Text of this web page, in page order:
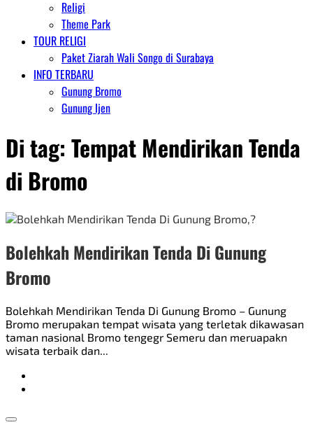
Religi
Theme Park
TOUR RELIGI
Paket Ziarah Wali Songo di Surabaya
INFO TERBARU
Gunung Bromo
Gunung Ijen
Di tag: Tempat Mendirikan Tenda
di Bromo
Bolehkah Mendirikan Tenda Di Gunung
Bromo
Bolehkah Mendirikan Tenda Di Gunung Bromo – Gunung
Bromo merupakan tempat wisata yang terletak dikawasan
taman nasional Bromo tengegr Semeru dan meruapakn
wisata terbaik dan...